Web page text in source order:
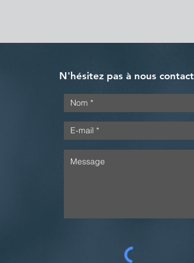
N'hésitez pas à nous